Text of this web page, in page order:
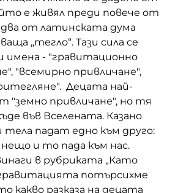
е живял преди повече от
от латинската дума
„тегло“. Тази сила се
имена - "гравитационно
"всемирно привличане",
Децата най-
"земно привличане", но тя
във Вселената. Казано
тела падат едно към друго:
и то пада към нас.
в рубриката „Като
потърсихме
какво разказа на децата